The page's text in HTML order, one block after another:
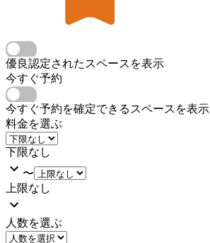
優良認定されたスペースを表示
今すぐ予約
今すぐ予約を確定できるスペースを表示
料金を選ぶ
下限なし
〜
上限なし
人数を選ぶ